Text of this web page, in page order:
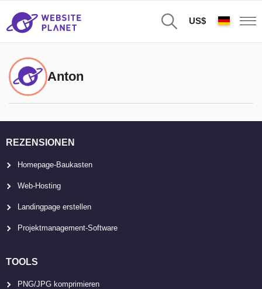
US$
Anton
REZENSIONEN
Homepage-Baukasten
Web-Hosting
Landingpage erstellen
Projektmanagement-Software
TOOLS
PNG/JPG komprimieren